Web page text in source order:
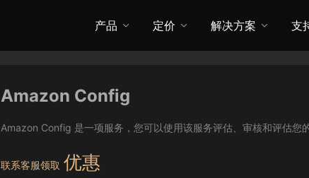
产品 定价 解决方案 支
Amazon Config
Amazon Config 是一项服务，您可以使用该服务评估、审核和评估您
联系客服领取 优惠